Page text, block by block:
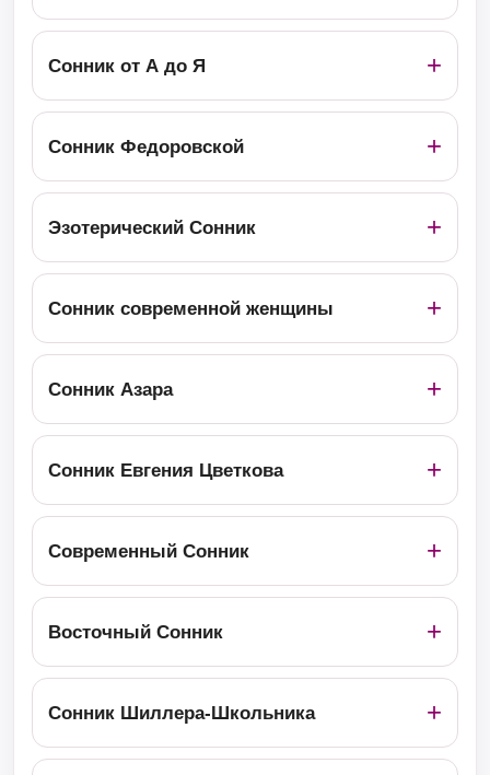
Сонник от А до Я
Сонник Федоровской
Эзотерический Сонник
Сонник современной женщины
Сонник Азара
Сонник Евгения Цветкова
Современный Сонник
Восточный Сонник
Сонник Шиллера-Школьника